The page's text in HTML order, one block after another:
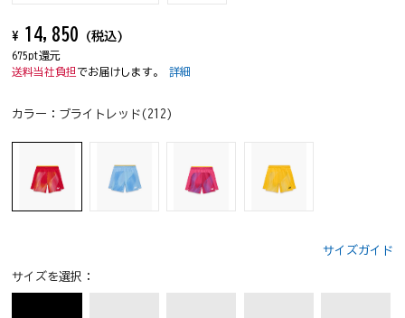
¥ 14,850 (税込)
675pt還元
送料当社負担 でお届けします。詳細
カラー： ブライトレッド(212)
サイズガイド
サイズを選択：